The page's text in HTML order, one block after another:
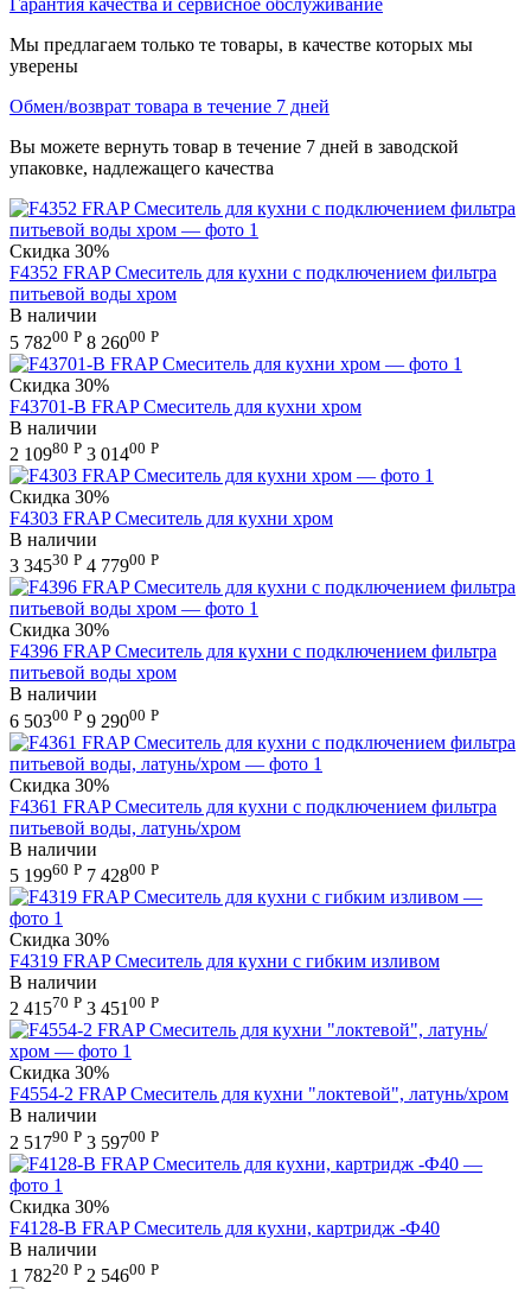
Гарантия качества и сервисное обслуживание
Мы предлагаем только те товары, в качестве которых мы
уверены
Обмен/возврат товара в течение 7 дней
Вы можете вернуть товар в течение 7 дней в заводской
упаковке, надлежащего качества
Скидка 30%
F4352 FRAP Смеситель для кухни с подключением фильтра
питьевой воды хром
В наличии
5 78200 Р 8 26000 Р
Скидка 30%
F43701-B FRAP Смеситель для кухни хром
В наличии
2 10980 Р 3 01400 Р
Скидка 30%
F4303 FRAP Смеситель для кухни хром
В наличии
3 34530 Р 4 77900 Р
Скидка 30%
F4396 FRAP Смеситель для кухни с подключением фильтра
питьевой воды хром
В наличии
6 50300 Р 9 29000 Р
Скидка 30%
F4361 FRAP Смеситель для кухни с подключением фильтра
питьевой воды, латунь/хром
В наличии
5 19960 Р 7 42800 Р
Скидка 30%
F4319 FRAP Смеситель для кухни с гибким изливом
В наличии
2 41570 Р 3 451 00 Р
Скидка 30%
F4554-2 FRAP Смеситель для кухни "локтевой", латунь/хром
В наличии
2 51790 Р 3 59700 Р
Скидка 30%
F4128-B FRAP Cмеситель для кухни, картридж -Ф40
В наличии
1 78220 Р 2 54600 Р